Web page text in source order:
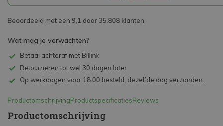
Beoordeeld met een 9,1 door 35.808 klanten
Wat mag je verwachten?
Betaal achteraf met Billink
Retourneren tot wel 30 dagen later
Op werkdagen voor 18:00 besteld, dezelfde dag verzonden.
ProductomschrijvingProductspecificatiesReviews
Productomschrijving